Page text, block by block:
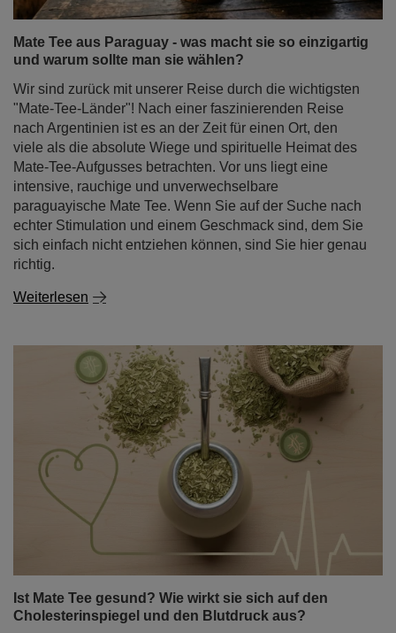
Mate Tee aus Paraguay - was macht sie so einzigartig
und warum sollte man sie wählen?
Wir sind zurück mit unserer Reise durch die wichtigsten
"Mate-Tee-Länder"! Nach einer faszinierenden Reise
nach Argentinien ist es an der Zeit für einen Ort, den
viele als die absolute Wiege und spirituelle Heimat des
Mate-Tee-Aufgusses betrachten. Vor uns liegt eine
intensive, rauchige und unverwechselbare
paraguayische Mate Tee. Wenn Sie auf der Suche nach
echter Stimulation und einem Geschmack sind, dem Sie
sich einfach nicht entziehen können, sind Sie hier genau
richtig.
Weiterlesen
Ist Mate Tee gesund? Wie wirkt sie sich auf den
Cholesterinspiegel und den Blutdruck aus?